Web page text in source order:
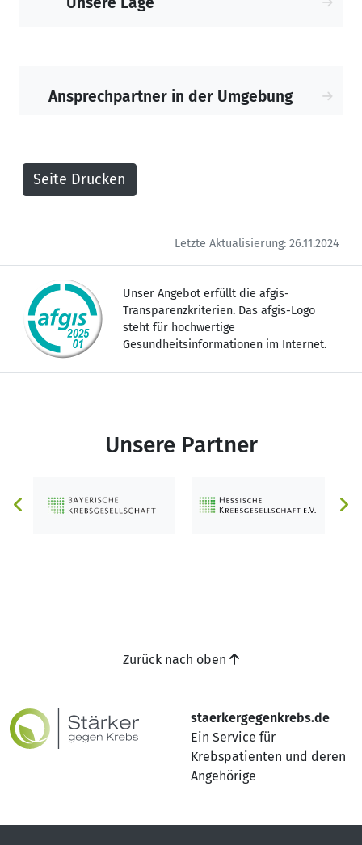
Ansprechpartner in der Umgebung
Letzte Aktualisierung: 26.11.2024
Unser Angebot erfüllt die afgis-
Transparenzkriterien. Das afgis-Logo
steht für hochwertige
Gesundheitsinformationen im Internet.
Unsere Partner
staerkergegenkrebs.de
Ein Service für
Krebspatienten und deren
Angehörige
Zurück nach oben